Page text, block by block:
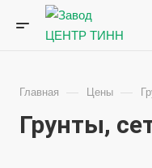
Главная — Цены —
Грунты,